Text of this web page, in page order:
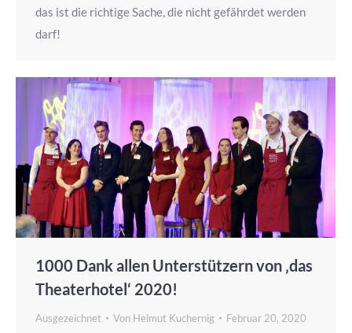
das ist die richtige Sache, die nicht gefährdet werden
darf!
1000 Dank allen Unterstützern von ‚das
Theaterhotel‘ 2020!
Ausgezeichnet Von Helmut Kuchernig Februar 20, 2020